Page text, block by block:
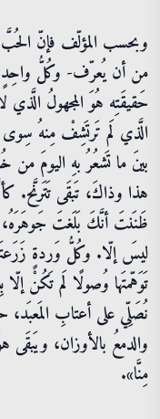
وبحسب المؤلّف فإنّ
من أن يُعرّف- وكُلُّ واحِدٍ
حَقيقَتِه هُوَ المجهولُ الَّذي
الَّذي لَم تَرتَشِفْ مِنهُ سِوى
بينَ ما تَشعُرُ بهِ اليومَ من
هذا وذاكَ، تَبقَى تَتَرنَّح.
ظَنَنتَ أنَّكَ بَلَغتَ
ليسَ إلّا. وكُلُّ وَردةٍ
تَوَهّمتَها وُصولًا لَم تَكُنْ
نُصَلِّي على أعتابِ
والدمعُ بالأوزان،
مِنَّا».